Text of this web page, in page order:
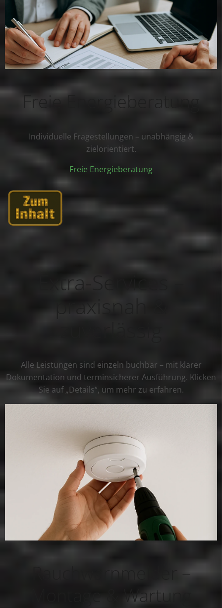
Freie Energieberatung
Individuelle Fragestellungen – unabhängig &
zielorientiert.
Freie Energieberatung
Extra-Services –
praxisnah &
Alle Leistungen sind einzeln buchbar – mit klarer
Dokumentation und terminsicherer Ausführung. Klicken
Sie auf „Details“, um mehr zu erfahren.
Rauchwarnmelder –
Montage & Wartung